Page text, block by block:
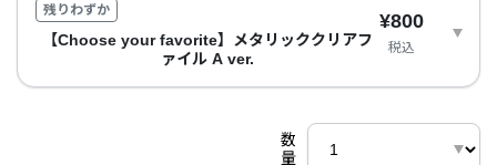
残りわずか
【Choose your favorite】メタリッククリアフ
ァイル A ver.
¥800
税込
数
量